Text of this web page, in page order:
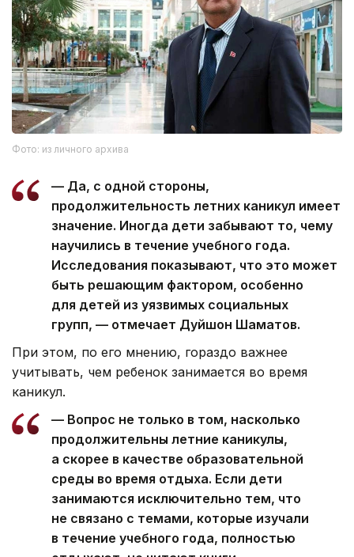
Фото: из личного архива
— Да, с одной стороны,
продолжительность летних каникул имеет
значение. Иногда дети забывают то, чему
научились в течение учебного года.
Исследования показывают, что это может
быть решающим фактором, особенно
для детей из уязвимых социальных
групп, — отмечает Дуйшон Шаматов.
При этом, по его мнению, гораздо важнее
учитывать, чем ребенок занимается во время
каникул.
— Вопрос не только в том, насколько
продолжительны летние каникулы,
а скорее в качестве образовательной
среды во время отдыха. Если дети
занимаются исключительно тем, что
не связано с темами, которые изучали
в течение учебного года, полностью